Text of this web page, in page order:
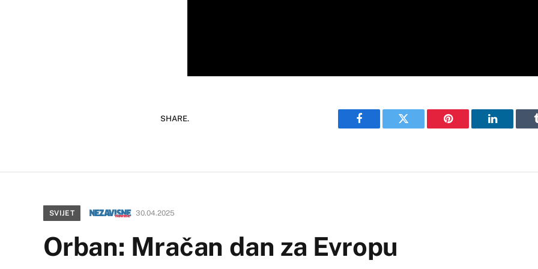
SHARE.
Facebook Twitter Pinterest LinkedIn
SVIJET 30.04.2025
Orban: Mračan dan za Evropu